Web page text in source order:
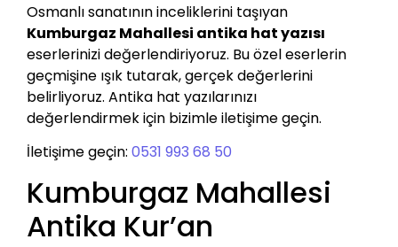
Osmanlı sanatının inceliklerini taşıyan
Kumburgaz Mahallesi antika hat yazısı
eserlerinizi değerlendiriyoruz. Bu özel eserlerin
geçmişine ışık tutarak, gerçek değerlerini
belirliyoruz. Antika hat yazılarınızı
değerlendirmek için bizimle iletişime geçin.
İletişime geçin: 0531 993 68 50
Kumburgaz Mahallesi
Antika Kur’an